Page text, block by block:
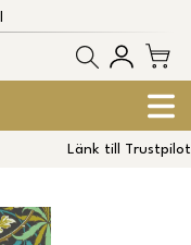
Länk till Trustpilot